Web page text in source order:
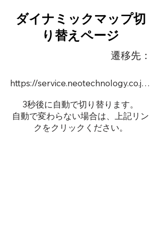
ダイナミックマップ切
り替えページ
遷移先：
https://service.neotechnology.co.jp/monthlyAI/index.html
3秒後に自動で切り替ります。
自動で変わらない場合は、上記リン
クをクリックください。